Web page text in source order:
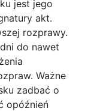
jest jego
akt.
rozprawy.
do nawet
Ważne
zadbać o
opóźnień